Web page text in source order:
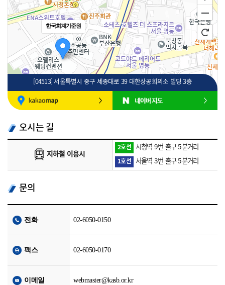
한국회계기준원
100m
[04513] 서울특별시 중구 세종대로 39 대한상공회의소 빌딩 3층
오시는 길
지하철 이용시
2호선 시청역 9번 출구 5분거리
1호선 서울역 3번 출구 5분거리
문의
전화 02-6050-0150
팩스 02-6050-0170
이메일 webmaster@kasb.or.kr